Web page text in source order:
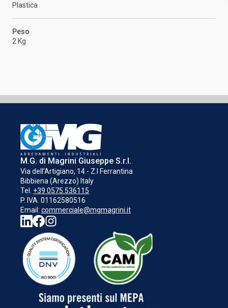
CARICAMENTO IN CORSO...
Plastica
Peso
2 Kg
M.G. di Magrini Giuseppe S.r.l.
Via dell’Artigiano, 14 - Z.I Ferrantina
Bibbiena (Arezzo) Italy
Tel. +39 0575.536115
P. IVA. 01162580516
Email: commerciale@mgmagrini.it